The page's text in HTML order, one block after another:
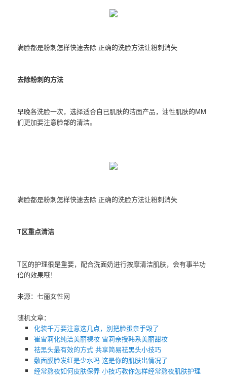
满脸都是粉刺怎样快速去除 正确的洗脸方法让粉刺消失
去除粉刺的方法
早晚各洗脸一次，选择适合自已肌肤的洁面产品，油性肌肤的MM
们更加要注意脸部的清洁。
满脸都是粉刺怎样快速去除 正确的洗脸方法让粉刺消失
T区重点清洁
T区的护理很是重要，配合洗面奶进行按摩清洁肌肤，会有事半功
倍的效果哦！
来源：七丽女性网
随机文章：
化装千万要注意这几点，别把脸蛋亲手毁了
崔雪莉化纯洁美丽裸妆 雪莉亲授韩系美丽甜妆
祛黑头最有效的方式 共享简易祛黑头小技巧
敷面膜脸发红是少水吗 这是你的肌肤出情况了
经常熬夜如何皮肤保养 小技巧教你怎样经常熬夜肌肤护理